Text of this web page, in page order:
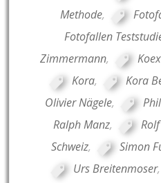
Methode,
Fotofallen
Zimmermann,
Kora, Kora
Olivier Nägele,
Ralph Manz,
Schweiz, Simon
Urs Breitenmoser,